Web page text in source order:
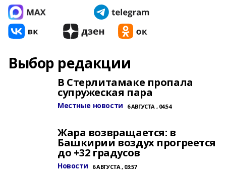
Выбор редакции
В Стерлитамаке пропала
супружеская пара
Местные новости 6 АВГУСТА , 04:54
Жара возвращается: в
Башкирии воздух прогреется
до +32 градусов
Новости 6 АВГУСТА , 03:57